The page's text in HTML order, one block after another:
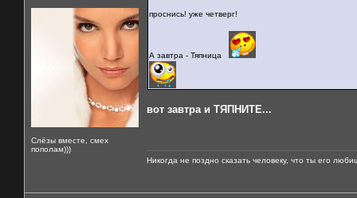
Слёзы вместе, смех
пополам)))
проснись! уже четверг!
А завтра - Тяпница
вот завтра и ТЯПНИТЕ...
Никогда не поздно сказать человеку, что ты его